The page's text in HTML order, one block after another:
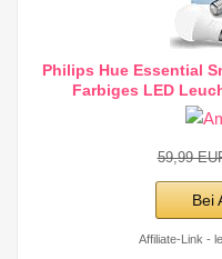
Philips Hue Essential
Farbiges LED
59,99
Bei
Affiliate-Link -